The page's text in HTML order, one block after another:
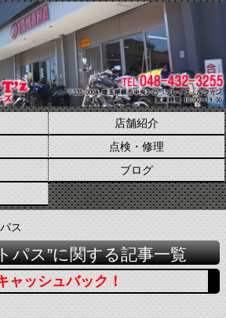
店舗紹介
点検・修理
ブログ
ス
パス”に関する記事一覧
ャッシュバック！